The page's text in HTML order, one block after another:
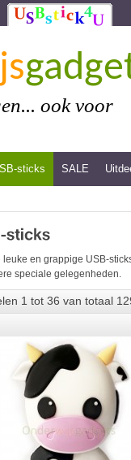
ook voor
sticks SALE
leuke en grappige USB-
speciale gelegenheden.
1 tot 36 van totaal